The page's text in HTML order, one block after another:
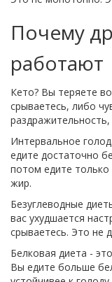
Почему
работают
Кето? Вы теряете
срываетесь, либо
Интервальное
едите достаточно
потом едите
жир.
Безуглеводные
вас ухудшается
срываетесь. Это не
Белковая диета -
Вы едите больше